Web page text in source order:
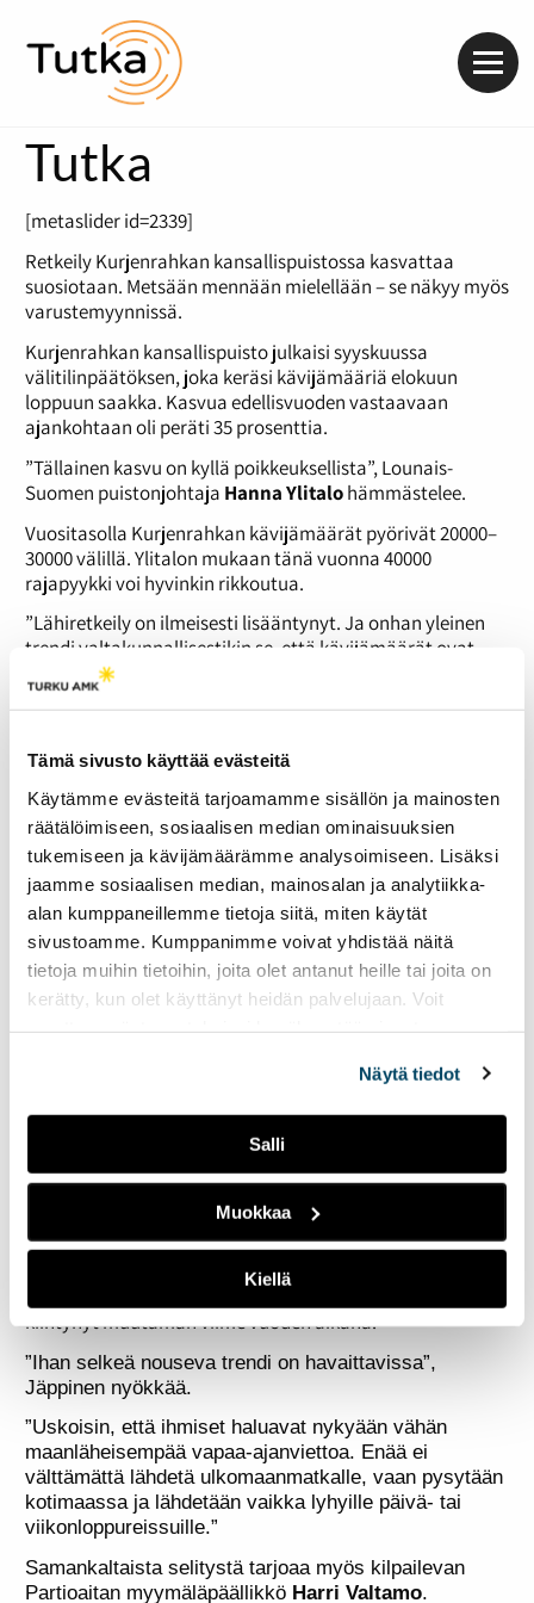
Tämä sivusto käyttää evästeitä
Käytämme evästeitä tarjoamamme sisällön ja mainosten
räätälöimiseen, sosiaalisen median ominaisuuksien
tukemiseen ja kävijämäärämme analysoimiseen. Lisäksi
jaamme sosiaalisen median, mainosalan ja analytiikka-
alan kumppaneillemme tietoja siitä, miten käytät
sivustoamme. Kumppanimme voivat yhdistää näitä
tietoja muihin tietoihin, joita olet antanut heille tai joita on
kerätty, kun olet käyttänyt heidän palvelujaan. Voit
Näytä tiedot
Salli
Muokkaa
Kiellä
Tutka
[metaslider id=2339]
Retkeily Kurjenrahkan kansallispuistossa kasvattaa
suosiotaan. Metsään mennään mielellään – se näkyy myös
varustemyynnissä.
Kurjenrahkan kansallispuisto julkaisi syyskuussa
välitilinpäätöksen, joka keräsi kävijämääriä elokuun
loppuun saakka. Kasvua edellisvuoden vastaavaan
ajankohtaan oli peräti 35 prosenttia.
”Tällainen kasvu on kyllä poikkeuksellista”, Lounais-
Suomen puistonjohtaja Hanna Ylitalohämmästelee.
Vuositasolla Kurjenrahkan kävijämäärät pyörivät 20000–
30000 välillä. Ylitalon mukaan tänä vuonna 40000
rajapyykki voi hyvinkin rikkoutua.
”Lähiretkeily on ilmeisesti lisääntynyt. Ja onhan yleinen
trendi valtakunnallisestikin se, että kävijämäärät ovat
nousseet”, Ylitalo huomauttaa.
Autolla patikoimaan
Mielenkiintoista on, että samaan aikaan Lapissa
kävijämäärät ovat olleet hienoisessa laskussa. Kasvua on
Etelä-Suomen kansallispuistoissa, muttei missään niin
paljon kuin Turusta 40 kilometrin päässä sijaitsevassa
Kurjenrahkassa, jonne pääsee kätevästi autolla.
”Tänne ajaa Turusta 20 minuutissa”, Kurjenrahkan
retkeilyreitistöllä työskentelevä luonto-opasEeva
Uotilasanoo.
Hän tietää kansallispuiston satsanneen näkyvyyteen,
mutta pelkkä mainostus ei silti selitä kasvanutta suosiota.
Viikonloppuisin kaikki parkkipaikat ovat niin täynnä, että
”Tänne tulee nykyään nuoria, perheitä ja vanhempiakin
ihmisiä – se on hienoa!”
Lisääntynyt luonnossa liikkuminen heijastuu
varustekauppaan. Turkulaisessa Partiovarusteessa
kiihtynyt muutaman viime vuoden aikana.
”Ihan selkeä nouseva trendi on havaittavissa”,
Jäppinen nyökkää.
”Uskoisin, että ihmiset haluavat nykyään vähän
maanläheisempää vapaa-ajanviettoa. Enää ei
välttämättä lähdetä ulkomaanmatkalle, vaan pysytään
kotimaassa ja lähdetään vaikka lyhyille päivä- tai
viikonloppureissuille.”
Samankaltaista selitystä tarjoaa myös kilpailevan
Partioaitan myymäläpäällikkö Harri Valtamo.